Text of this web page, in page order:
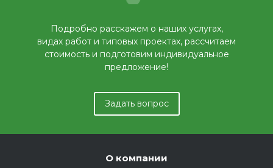
Подробно расскажем о наших услугах,
видах работ и типовых проектах, рассчитаем
стоимость и подготовим индивидуальное
предложение!
Задать вопрос
О компании